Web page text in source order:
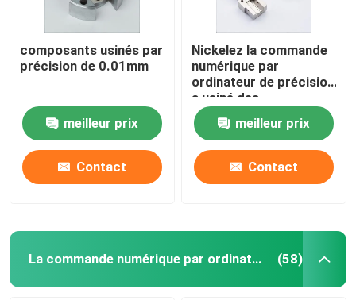
composants usinés par
précision de 0.01mm
meilleur prix
Contact
Nickelez la commande
numérique par
ordinateur de précision
a usiné des
composants
meilleur prix
Contact
La commande numérique par ordinateur a usiné des pièces (58)